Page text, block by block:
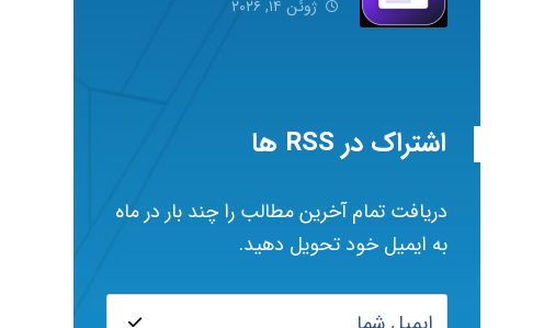
ژوئن ۱۴, ۲۰۲۶
اشتراک در RSS ها
دریافت تمام آخرین مطالب را چند بار در ماه
به ایمیل خود تحویل دهید.